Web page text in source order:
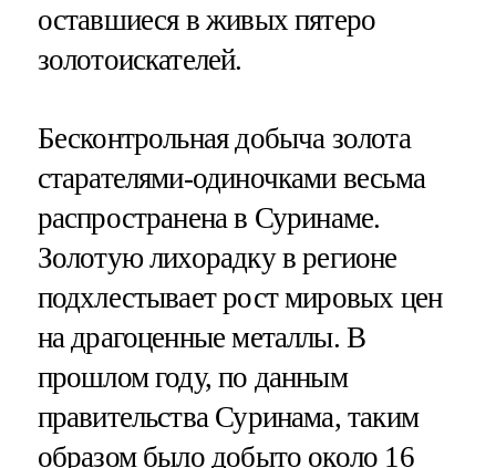
оставшиеся в живых пятеро
золотоискателей.
Бесконтрольная добыча золота
старателями-одиночками весьма
распространена в Суринаме.
Золотую лихорадку в регионе
подхлестывает рост мировых цен
на драгоценные металлы. В
прошлом году, по данным
правительства Суринама, таким
образом было добыто около 16